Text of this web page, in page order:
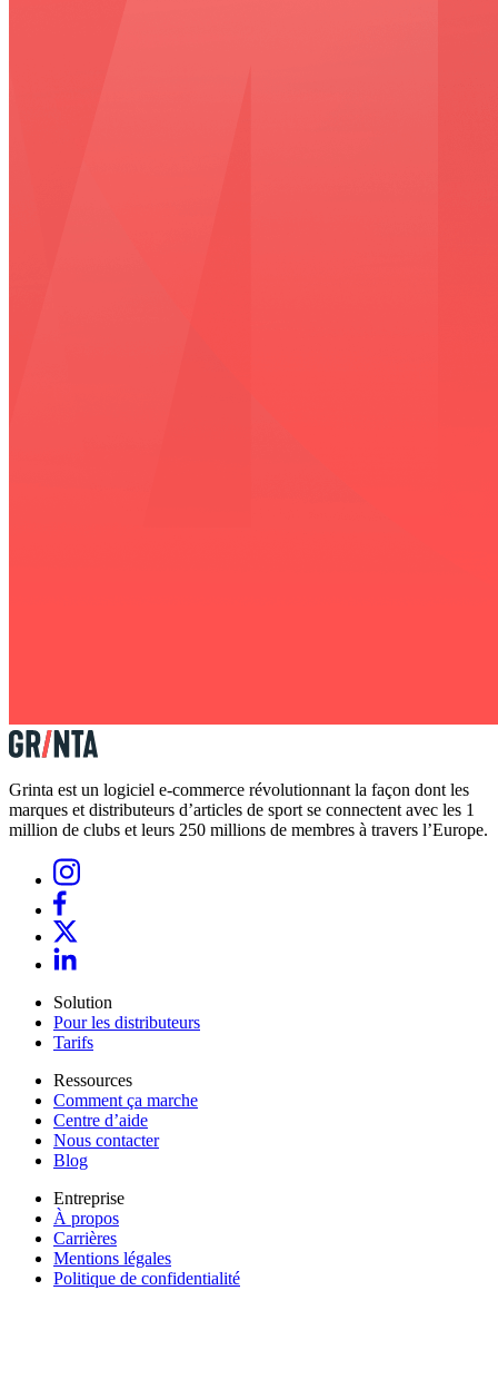
Grinta est un logiciel e-commerce révolutionnant la façon dont les
marques et distributeurs d’articles de sport se connectent avec les 1
million de clubs et leurs 250 millions de membres à travers l’Europe.
Solution
Pour les distributeurs
Tarifs
Ressources
Comment ça marche
Centre d’aide
Nous contacter
Blog
Entreprise
À propos
Carrières
Mentions légales
Politique de confidentialité